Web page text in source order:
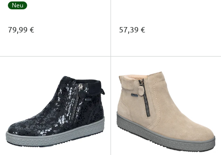
Neu
79,99 € 57,39 €